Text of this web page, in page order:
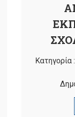
Κατηγορία :